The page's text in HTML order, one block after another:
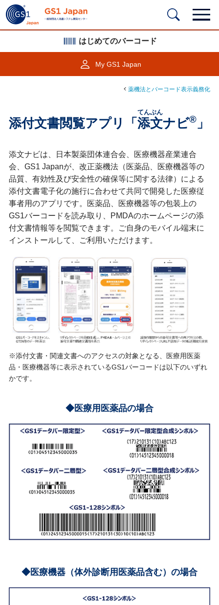
はじめてのバーコード
My GS1 Japan
薬機法とバーコード表示義務化
添付文書閲覧アプリ「 添文
てんぶん
ナビ®」
添文ナビは、日本製薬団体連合会、医療機器産業連合
会、GS1 Japanが、改正薬機法（医薬品、医療機器等の
品質、有効性及び安全性の確保等に関する法律）による
添付文書電子化の施行に合わせて共同で開発した医療従
事者用のアプリです。医薬品、医療機器等の包装上の
GS1バーコードを読み取り、PMDAのホームページの添
付文書情報等を閲覧できます。ご自身のモバイル端末に
インストールして、ご利用いただけます。
※添付文書・関連文書へのアクセスの対象となる、医療用医薬
品・医療機器等に表示されているGS1バーコードは以下のいずれ
かです。
◆医療用医薬品の場合
◆医療機器（体外診断用医薬品含む）の場合